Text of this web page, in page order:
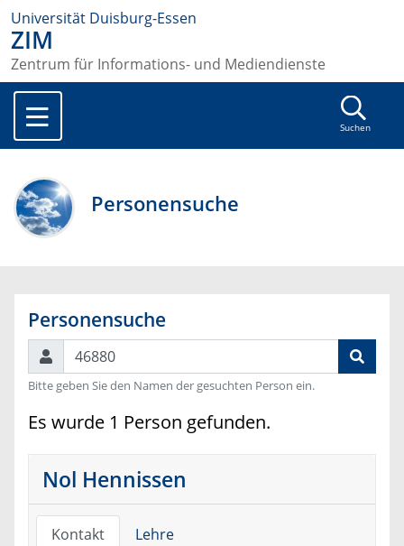
Universität Duisburg-Essen
ZIM
Zentrum für Informations- und Mediendienste
Suchen
Personensuche
Personensuche
Suchen
Bitte geben Sie den Namen der gesuchten Person ein.
Es wurde 1 Person gefunden.
Nol Hennissen
Kontakt Lehre